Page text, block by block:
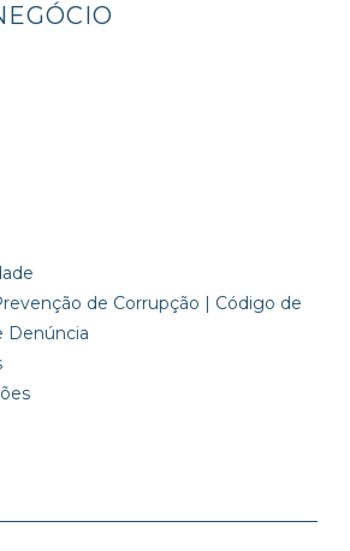
de Corrupção | Código de
Denúncia